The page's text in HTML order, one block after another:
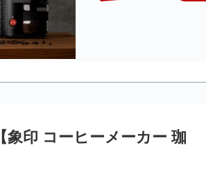
【象印 コーヒーメーカー 珈